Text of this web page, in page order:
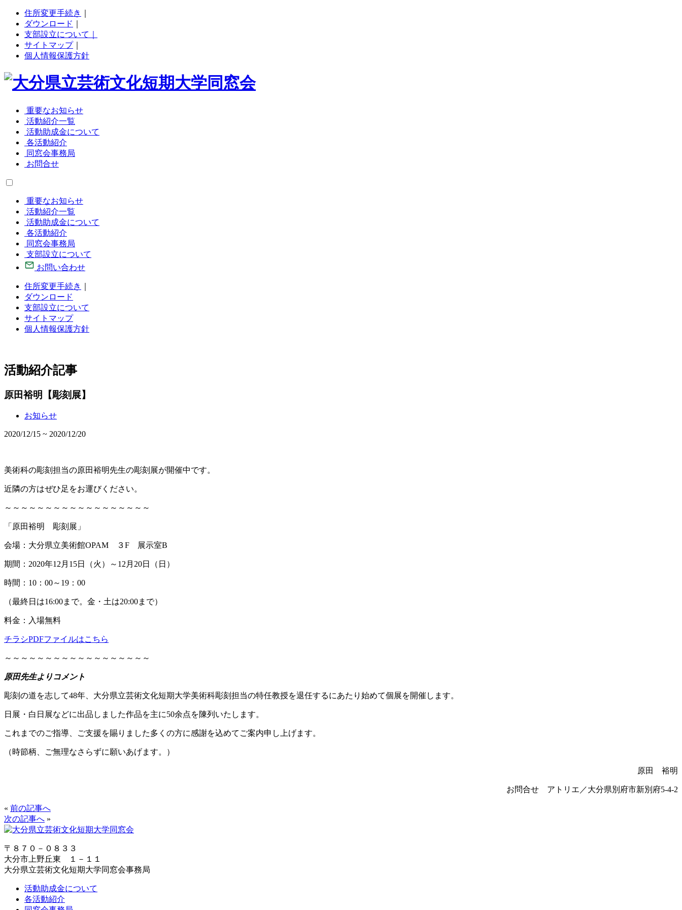
住所変更手続き
ダウンロード
支部設立について｜
サイトマップ｜
個人情報保護方針
重要なお知らせ
活動紹介一覧
活動助成金について
各活動紹介
同窓会事務局
お問合せ
重要なお知らせ
活動紹介一覧
活動助成金について
各活動紹介
同窓会事務局
支部設立について
お問い合わせ
住所変更手続き
ダウンロード
支部設立について
サイトマップ
個人情報保護方針
活動紹介記事
原田裕明【彫刻展】
お知らせ
2020/12/15 ~ 2020/12/20
美術科の彫刻担当の原田裕明先生の彫刻展が開催中です。
近隣の方はぜひ足をお運びください。
～～～～～～～～～～～～～～～～～～
「原田裕明 彫刻展」
会場：大分県立美術館OPAM ３F 展示室B
期間：2020年12月15日（火）～12月20日（日）
時間：10：00～19：00
（最終日は16:00まで。金・土は20:00まで）
料金：入場無料
チラシPDFファイルはこちら
～～～～～～～～～～～～～～～～～～
原田先生よりコメント
彫刻の道を志して48年、大分県立芸術文化短期大学美術科彫刻担当の特任教授を退任するにあたり始めて個展を開催します。
日展・白日展などに出品しました作品を主に50余点を陳列いたします。
これまでのご指導、ご支援を賜りました多くの方に感謝を込めてご案内申し上げます。
（時節柄、ご無理なさらずに願いあげます。）
原田 裕明
お問合せ アトリエ／大分県別府市新別府5-4-2
« 前の記事へ
次の記事へ »
〒８７０－０８３３
大分市上野丘東 １－１１
大分県立芸術文化短期大学同窓会事務局
活動助成金について
各活動紹介